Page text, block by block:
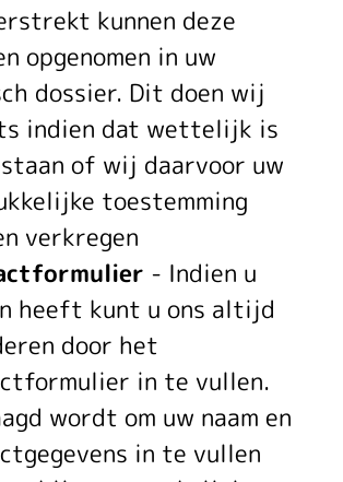
kunnen deze
opgenomen in uw
dossier. Dit doen wij
indien dat wettelijk is
of wij daarvoor uw
toestemming
verkregen
- Indien u
heeft kunt u ons altijd
door het
in te vullen.
wordt om uw naam en
in te vullen